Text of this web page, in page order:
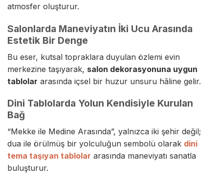
atmosfer oluşturur.
Salonlarda Maneviyatın İki Ucu Arasında
Estetik Bir Denge
Bu eser, kutsal topraklara duyulan özlemi evin
merkezine taşıyarak, salon dekorasyonuna uygun
tablolar arasında içsel bir huzur unsuru hâline gelir.
Dini Tablolarda Yolun Kendisiyle Kurulan
Bağ
“Mekke ile Medine Arasında”, yalnızca iki şehir değil;
dua ile örülmüş bir yolculuğun sembolü olarak dini
tema taşıyan tablolar arasında maneviyatı sanatla
buluşturur.